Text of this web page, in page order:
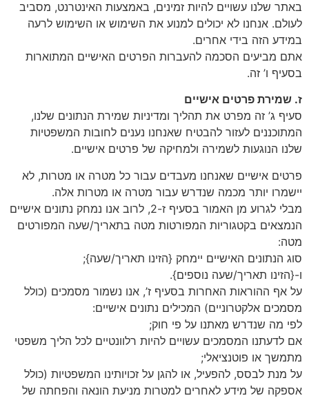
באתר שלנו עשויים להיות זמינים, באמצעות האינטרנט, מסביב
לעולם. אנחנו לא יכולים למנוע את השימוש או השימוש לרעה
במידע הזה בידי אחרים.
אתם מביעים הסכמה להעברות הפרטים האישיים המתוארות
בסעיף ו’ זה.
ז. שמירת פרטים אישיים
סעיף ג’ זה מפרט את תהליך ומדיניות שמירת הנתונים שלנו,
המתוכננים לעזור להבטיח שאנחנו נענים לחובות המשפטיות
שלנו הנוגעות לשמירה ולמחיקה של פרטים אישיים.
פרטים אישיים שאנחנו מעבדים עבור כל מטרה או מטרות, לא
יישמרו יותר מכמה שנדרש עבור מטרה או מטרות אלה.
מבלי לגרוע מן האמור בסעיף ז-2, לרוב אנו נמחק נתונים אישיים
הנמצאים בקטגוריות המפורטות מטה בתאריך/שעה המפורטים
מטה:
סוג הנתונים האישיים יימחק {הזינו תאריך/שעה};
ו-{הזינו תאריך/שעה נוספים}.
על אף ההוראות האחרות בסעיף ז’, אנו נשמור מסמכים (כולל
מסמכים אלקטרוניים) המכילים נתונים אישיים:
לפי מה שנדרש מאתנו על פי חוק;
אם לדעתנו המסמכים עשויים להיות רלוונטיים לכל הליך משפטי
מתמשך או פוטנציאלי;
על מנת לבסס, להפעיל, או להגן על זכויותינו המשפטיות (כולל
אספקה של מידע לאחרים למטרות מניעת הונאה והפחתה של